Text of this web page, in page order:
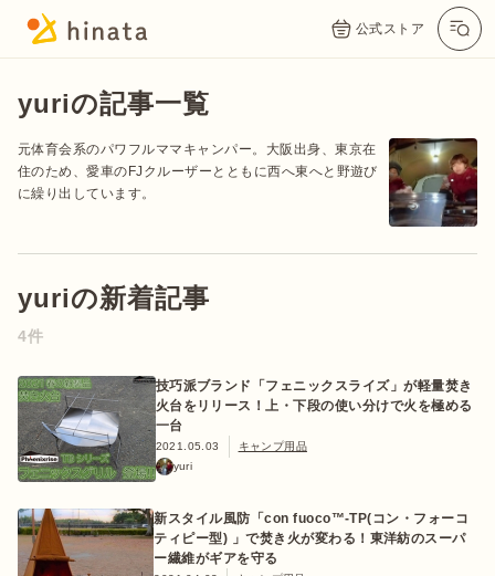
公式ストア
yuriの記事一覧
元体育会系のパワフルママキャンパー。大阪出身、東京在
住のため、愛車のFJクルーザーとともに西へ東へと野遊び
に繰り出しています。
yuriの新着記事
4件
技巧派ブランド「フェニックスライズ」が軽量焚き
火台をリリース！上・下段の使い分けで火を極める
一台
2021.05.03
キャンプ用品
yuri
新スタイル風防「con fuoco™-TP(コン・フォーコ
ティピー型) 」で焚き火が変わる！東洋紡のスーパ
ー繊維がギアを守る
公式オンラインストア